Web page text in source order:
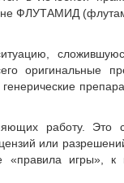
ФЛУТАМИД
оригинальные
работу. Это
или
«правила игры»,